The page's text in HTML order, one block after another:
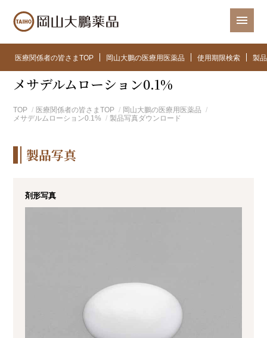
医療関係者の皆さまTOP 岡山大鵬の医療用医薬品 使用期限検索 製
メサデルムローション0.1%
TOP 医療関係者の皆さまTOP
岡山大鵬の医療用医薬品
メサデルムローション0.1%
製品写真ダウンロード
製品写真
剤形写真